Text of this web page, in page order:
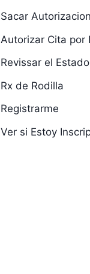
Sacar Autorizacion
Autorizar Cita por
Revissar el
Rx de Rodilla
Registrarme
Ver si Estoy